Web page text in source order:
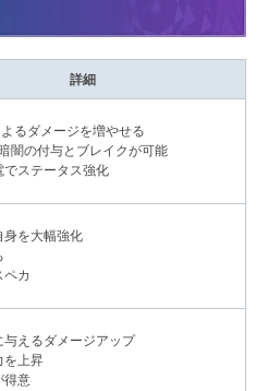
詳細
よるダメージを増やせる
闇の付与とブレイクが可能
でステータス強化
身を大幅強化
ペカ
与えるダメージアップ
を上昇
得意